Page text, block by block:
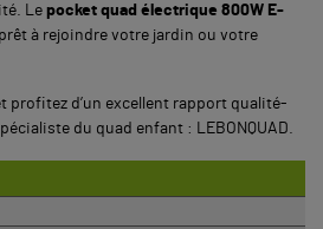
Le pocket quad électrique 800W E-
à rejoindre votre jardin ou votre
profitez d’un excellent rapport qualité-
du quad enfant : LEBONQUAD.